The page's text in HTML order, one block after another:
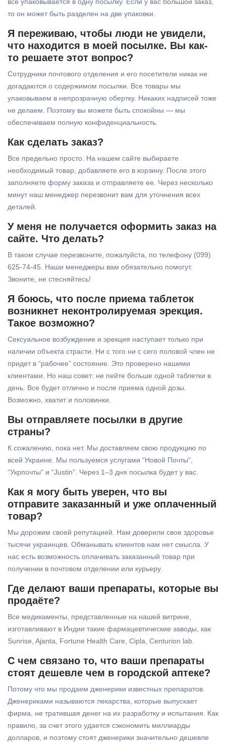
то он может быть разделен на две упаковки.
Я переживаю, чтобы люди не увидели,
что находится в моей посылке. Вы как-
то решаете этот вопрос?
Сотрудники почтового отделения и его посетители никак не
догадаются о содержимом посылки. Все товары мы
упаковываем в непрозрачную обертку. Никаких надписей тоже
не делаем. Поэтому вы можете быть спокойны — мы
обеспечиваем полную конфиденциальность.
Как сделать заказ?
Все предельно просто. На нашем сайте выбираете
необходимый товар, добавляете его в корзину. После этого
заполняете форму заказа и отправляете ее. Через несколько
минут наш менеджер перезвонит вам для уточнения всех
деталей.
У меня не получается оформить заказ на
сайте. Что делать?
В таком случае перезвоните, пожалуйста, по телефону (099)
625-74-45. Наши менеджеры вам обязательно помогут.
Звоните, не стесняйтесь!
Я боюсь, что после приема таблеток
возникнет неконтролируемая эрекция.
Такое возможно?
Сексуальное возбуждение и эрекция наступает только при
наличии объекта страсти. Ни с того ни с сего половой член не
придет в “рабочее” состояние. Это проверено нашими
клиентами. Но наш совет: не пейте больше одной таблетки в
день. Все будет отлично и после приема одной дозы.
Возможно, хватит и половинки.
Вы отправляете посылки в другие
страны?
К сожалению, пока нет. Мы доставляем свою продукцию по
всей Украине. Мы пользуемся услугами “Новой Почты”,
“Укрпочты” и “Justin”. Через 1–3 дня посылка будет у вас.
Как я могу быть уверен, что вы
отправите заказанный и уже оплаченный
товар?
Мы дорожим своей репутацией. Нам доверили свое здоровье
тысячи украинцев. Обманывать клиентов нам нет смысла. У
нас есть возможность оплачивать заказанный товар при
получении в почтовом отделении или курьеру.
Где делают ваши препараты, которые вы
продаёте?
Все медикаменты, представленные на нашей витрине,
изготавливают в Индии такие фармацевтические заводы, как
Sunrise, Ajanta, Fortune Health Care, Cipla, Centurion lab.
С чем связано то, что ваши препараты
стоят дешевле чем в городской аптеке?
Потому что мы продаем дженерики известных препаратов.
Дженериками называются лекарства, которые выпускает
фирма, не тратившая денег на их разработку и испытания. Как
правило, за счет этого удается сэкономить миллиарды
долларов, и поэтому стоят дженерики значительно дешевле